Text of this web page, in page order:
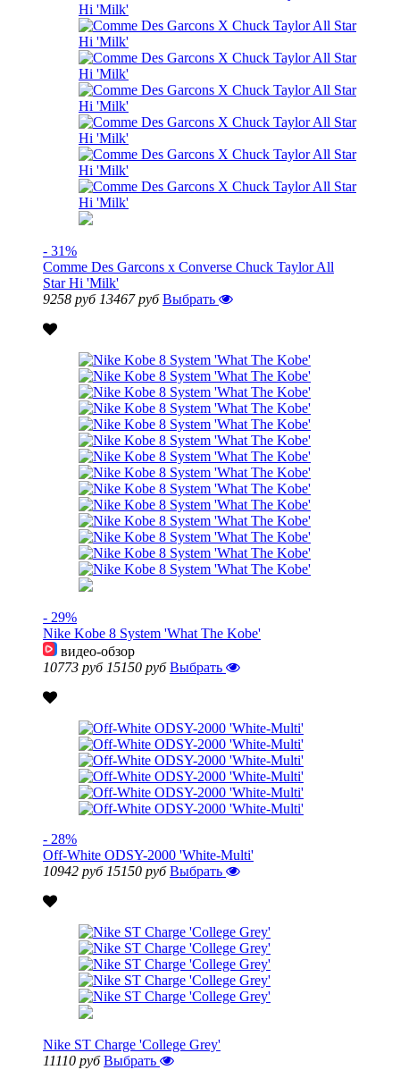
- 31%
Comme Des Garcons x Converse Chuck Taylor All
Star Hi 'Milk'
9258 руб 13467 руб Выбрать
- 29%
Nike Kobe 8 System 'What The Kobe'
видео-обзор
10773 руб 15150 руб Выбрать
- 28%
Off-White ODSY-2000 'White-Multi'
10942 руб 15150 руб Выбрать
Nike ST Charge 'College Grey'
11110 руб Выбрать